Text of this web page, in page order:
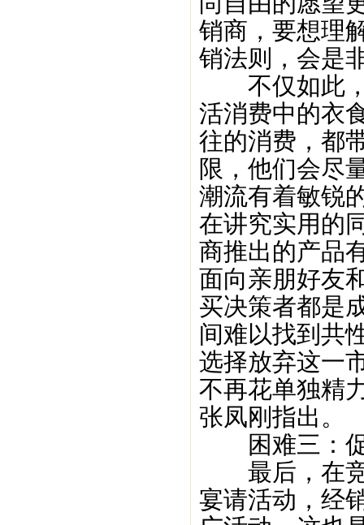
销商，要想理
销法则，会是
不仅如此，
活消费中的衣
往的消费，都
限，他们会尽
潮流有着敏锐
在讲究实用的
商推出的产品
面向亲朋好友
买决策者都是
间难以找到共
选择放弃这一
不再花单独精
张凤刚指出。
困难三：促
最后，在竞
宴请活动，经